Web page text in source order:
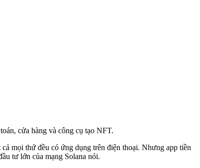
cửa hàng và công cụ tạo NFT.
mọi thứ đều có ứng dụng trên điện thoại. Nhưng app tiền
tư lớn của mạng Solana nói.